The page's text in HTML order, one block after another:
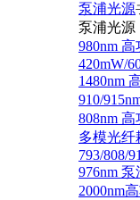
泵浦光源
泵浦光源
980nm
420mW/
1480nm
910/
808nm
多模光纤
793/808/
976nm
2000nm